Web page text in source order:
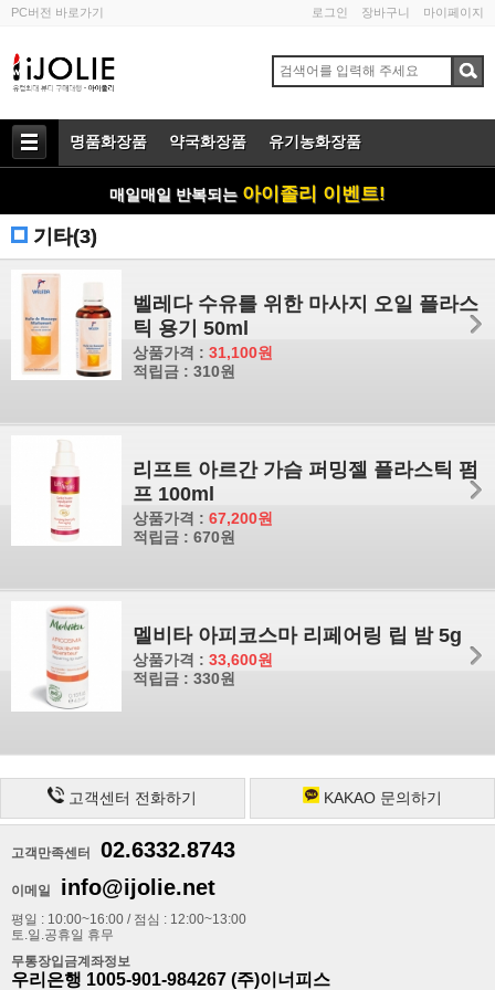
PC버전 바로가기 로그인 장바구니 마이페이지
명품화장품 약국화장품 유기농화장품
매일매일 반복되는 아이졸리 이벤트!
기타(3)
벨레다 수유를 위한 마사지 오일 플라스
틱 용기 50ml
상품가격 : 31,100원
적립금 : 310원
리프트 아르간 가슴 퍼밍젤 플라스틱 펌
프 100ml
상품가격 : 67,200원
적립금 : 670원
멜비타 아피코스마 리페어링 립 밤 5g
상품가격 : 33,600원
적립금 : 330원
고객센터 전화하기 KAKAO 문의하기
고객만족센터 02.6332.8743
이메일 info@ijolie.net
평일 : 10:00~16:00 / 점심 : 12:00~13:00
토.일.공휴일 휴무
무통장입금계좌정보
우리은행 1005-901-984267 (주)이너피스